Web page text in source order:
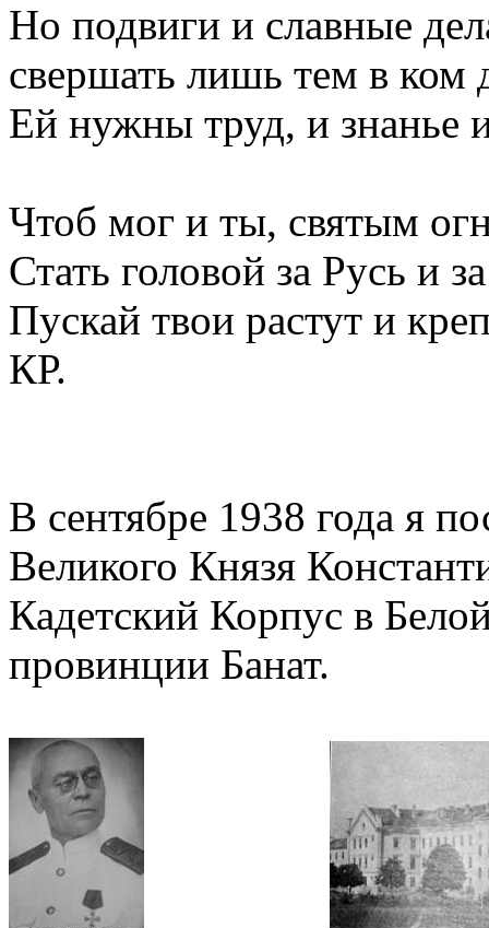
Но подвиги и славные
свершать лишь тем в ком
Ей нужны труд, и знанье
Чтоб мог и ты, святым
Стать головой за Русь и
Пускай твои растут и
КР.
В сентябре 1938 года я
Великого Князя
Кадетский Корпус в
провинции Банат.